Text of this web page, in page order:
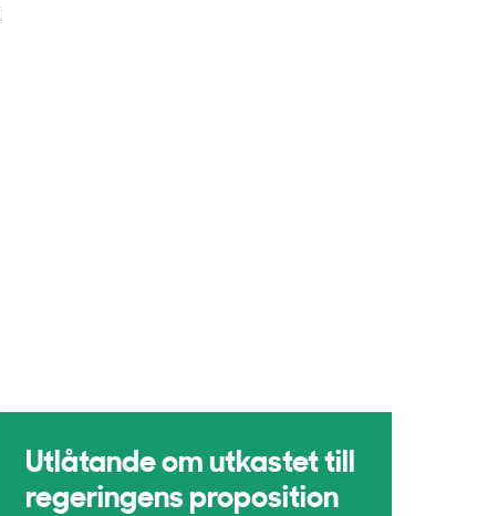
Utlåtande om utkastet till
regeringens proposition